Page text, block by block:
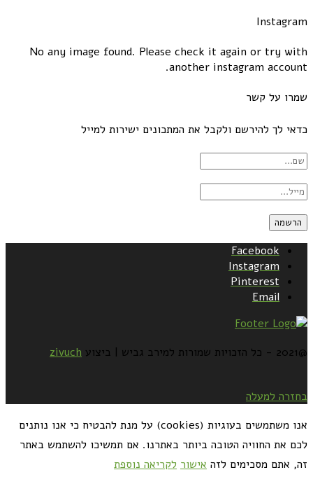
Instagram
No any image found. Please check it again or try with
another instagram account.
שמרו על קשר
כדאי לך להירשם ולקבל את המתכונים ישירות למייל
Facebook
Instagram
Pinterest
Email
@2021 - כל הזכויות שמורות למירב גביש | ביצוע zivuch
בחזרה למעלה
אנו משתמשים בעוגיות (cookies) על מנת להבטיח כי אנו נותנים
לכם את החוויה הטובה ביותר באתרנו. אם תמשיכו להשתמש באתר
זה, אתם מסכימים לזה אישור לקריאה נוספת